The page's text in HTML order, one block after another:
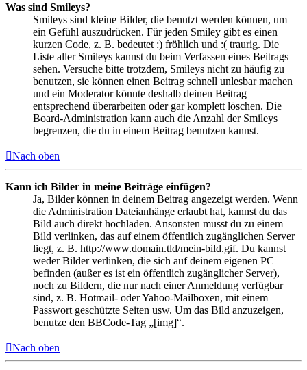
Was sind Smileys?
Smileys sind kleine Bilder, die benutzt werden können, um
ein Gefühl auszudrücken. Für jeden Smiley gibt es einen
kurzen Code, z. B. bedeutet :) fröhlich und :( traurig. Die
Liste aller Smileys kannst du beim Verfassen eines Beitrags
sehen. Versuche bitte trotzdem, Smileys nicht zu häufig zu
benutzen, sie können einen Beitrag schnell unlesbar machen
und ein Moderator könnte deshalb deinen Beitrag
entsprechend überarbeiten oder gar komplett löschen. Die
Board-Administration kann auch die Anzahl der Smileys
begrenzen, die du in einem Beitrag benutzen kannst.
Nach oben
Kann ich Bilder in meine Beiträge einfügen?
Ja, Bilder können in deinem Beitrag angezeigt werden. Wenn
die Administration Dateianhänge erlaubt hat, kannst du das
Bild auch direkt hochladen. Ansonsten musst du zu einem
Bild verlinken, das auf einem öffentlich zugänglichen Server
liegt, z. B. http://www.domain.tld/mein-bild.gif. Du kannst
weder Bilder verlinken, die sich auf deinem eigenen PC
befinden (außer es ist ein öffentlich zugänglicher Server),
noch zu Bildern, die nur nach einer Anmeldung verfügbar
sind, z. B. Hotmail- oder Yahoo-Mailboxen, mit einem
Passwort geschützte Seiten usw. Um das Bild anzuzeigen,
benutze den BBCode-Tag „[img]“.
Nach oben